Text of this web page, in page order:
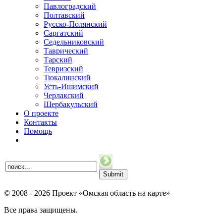
Павлоградский
Полтавский
Русско-Полянский
Саргатский
Седельниковский
Таврический
Тарский
Тевризский
Тюкалинский
Усть-Ишимский
Черлакский
Шербакульский
О проекте
Контакты
Помощь
© 2008 - 2026 Проект «Омская область на карте»
Все права защищены.